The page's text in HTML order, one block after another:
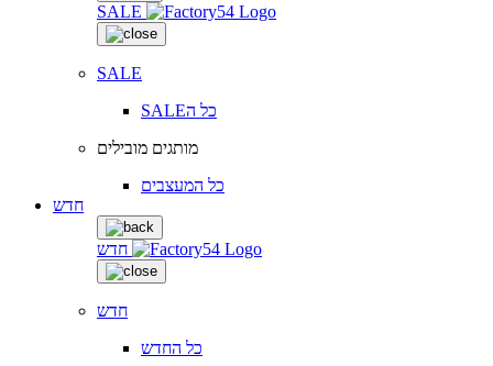
SALE
SALE
SALEכל ה
מותגים מובילים
כל המעצבים
חדש
חדש
חדש
כל החדש